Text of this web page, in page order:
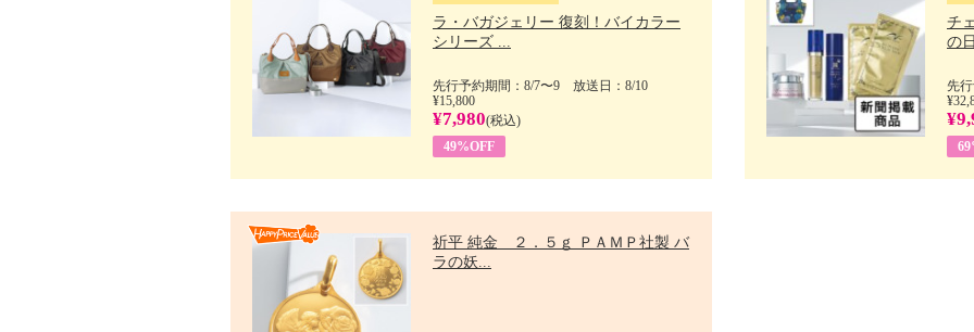
ラ・バガジェリー 復刻！バイカラー
シリーズ ...
先行予約期間：8/7〜9 放送日：8/10
¥15,800
¥7,980(税込)
49%OFF
チ
の
先
祈平 純金 ２．５ｇ ＰＡＭＰ社製 バ
ラの妖...